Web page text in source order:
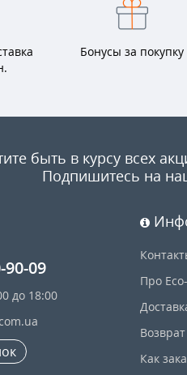
Бонусы за покупку
быть в курсу всех
Подпишитесь на
90-09
до 18:00
Про
Как